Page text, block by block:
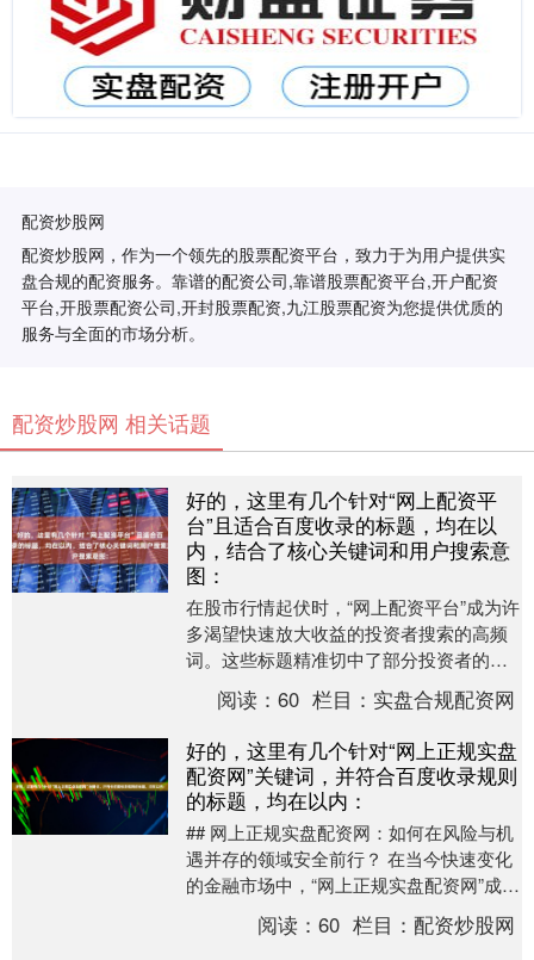
配资炒股网
配资炒股网，作为一个领先的股票配资平台，致力于为用户提供实
盘合规的配资服务。靠谱的配资公司,靠谱股票配资平台,开户配资
平台,开股票配资公司,开封股票配资,九江股票配资为您提供优质的
服务与全面的市场分析。
配资炒股网 相关话题
好的，这里有几个针对“网上配资平
台”且适合百度收录的标题，均在以
内，结合了核心关键词和用户搜索意
图：
在股市行情起伏时，“网上配资平台”成为许
多渴望快速放大收益的投资者搜索的高频
词。这些标题精准切中了部分投资者的心
理：寻找捷径，追逐暴利。然而，在这片
看似繁花似锦....
阅读：60 栏目： 实盘合规配资网
好的，这里有几个针对“网上正规实盘
配资网”关键词，并符合百度收录规则
的标题，均在以内：
## 网上正规实盘配资网：如何在风险与机
遇并存的领域安全前行？ 在当今快速变化
的金融市场中，“网上正规实盘配资网”成为
许多投资者关注的热点。随着互联网技术
阅读：60 栏目：配资炒股网